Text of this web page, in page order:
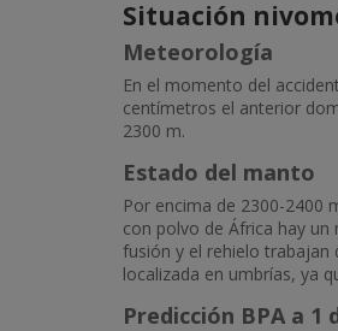
Situación
Meteorología
En el momento del
centímetros el anterior
2300 m.
Estado del manto
Por encima de 2300-2400
con polvo de África hay un
fusión y el rehielo trabajan
localizada en umbrías, ya
Predicción BPA a 1